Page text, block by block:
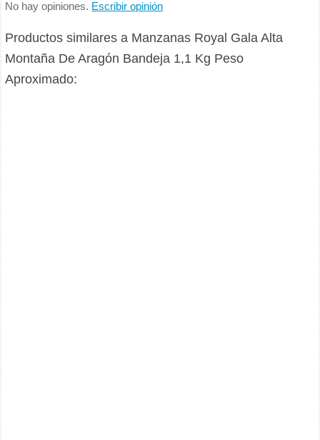
No hay opiniones. Escribir opinión
Productos similares a Manzanas Royal Gala Alta
Montaña De Aragón Bandeja 1,1 Kg Peso
Aproximado: